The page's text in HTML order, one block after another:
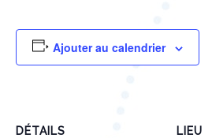
Ajouter au calendrier
DÉTAILS LIEU